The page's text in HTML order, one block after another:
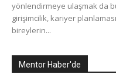
yönlendirmeye ulaşmak da
girişimcilik, kariyer
bireylerin...
Mentor Haber'de